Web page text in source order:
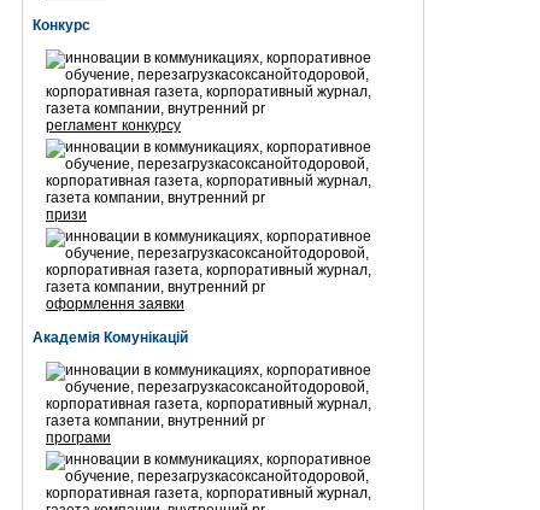
Конкурс
регламент конкурсу
призи
оформлення заявки
Академія Комунікацій
програми